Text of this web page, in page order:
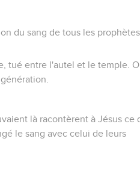
du sang de tous les prophètes
tué entre l'autel et le temple.
là racontèrent à Jésus ce
le sang avec celui de leurs